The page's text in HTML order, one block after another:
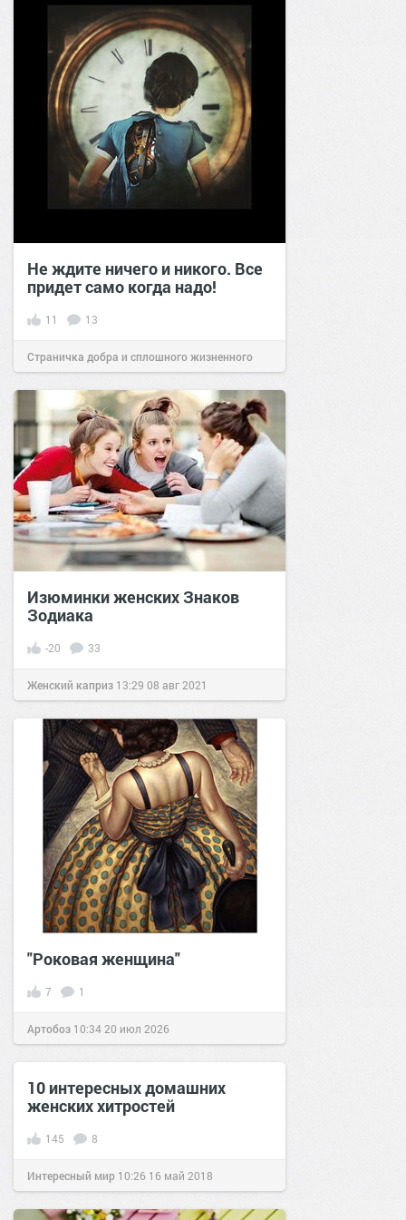
Не ждите ничего и никого. Все
придет само когда надо!
11 13
Страничка добра и сплошного жизненного
позитива!17:0311 дек 2023
Изюминки женских Знаков
Зодиака
-20 33
Женский каприз 13:29 08 авг 2021
"Роковая женщина"
7 1
Артобоз 10:34 20 июл 2026
10 интересных домашних
женских хитростей
145 8
Интересный мир 10:26 16 май 2018